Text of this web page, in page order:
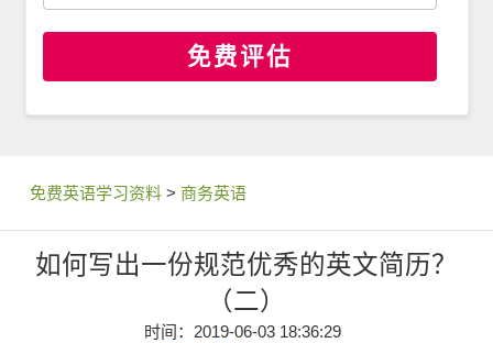
免费评估
免费英语学习资料> 商务英语
如何写出一份规范优秀的英文简历？
（二）
时间：2019-06-03 18:36:29